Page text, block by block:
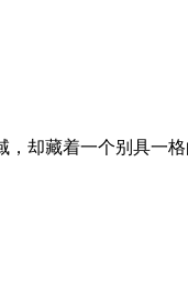
却藏着一个别具一